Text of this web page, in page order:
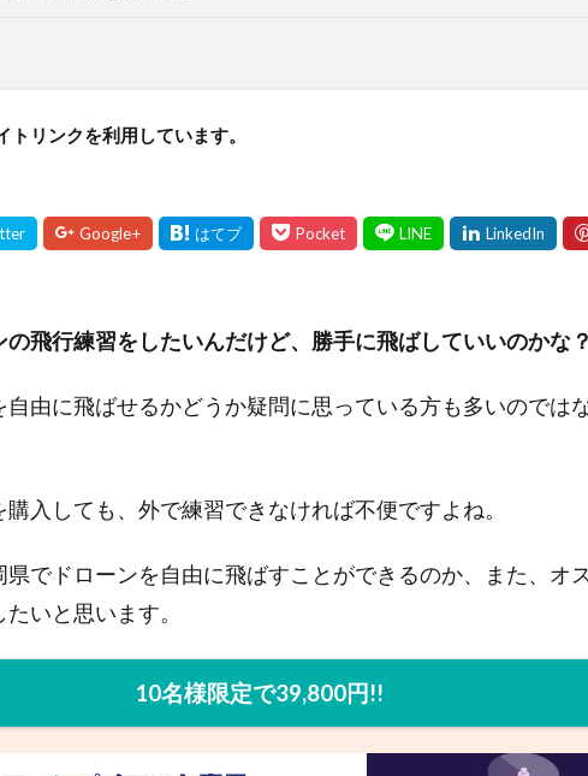
リンクを利用しています。
飛行練習をしたいんだけど、勝手に飛ばしていいのかな
由に飛ばせるかどうか疑問に思っている方も多いのでは
入しても、外で練習できなければ不便ですよね。
県でドローンを自由に飛ばすことができるのか、また、オ
いと思います。
10名様限定で39,800円!!